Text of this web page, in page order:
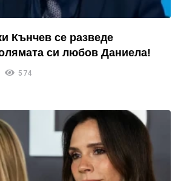
Кънчев се разведе
си любов Даниела!
574